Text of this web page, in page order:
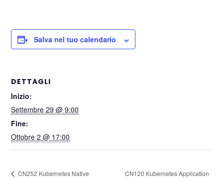
Salva nel tuo calendario
DETTAGLI
Inizio:
Settembre 29 @ 9:00
Fine:
Ottobre 2 @ 17:00
CN252 Kubernetes Native
CN120 Kubernetes Application